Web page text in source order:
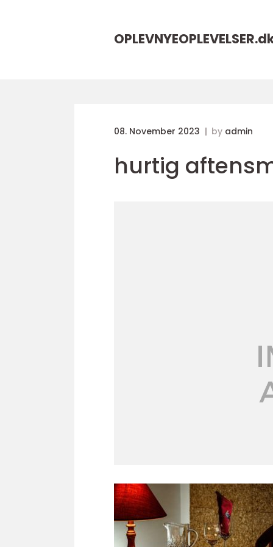
OPLEVNYEOPLEVELSER.
08. November 2023 by admin
hurtig